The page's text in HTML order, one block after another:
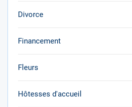
Divorce
Financement
Fleurs
Hôtesses d'accueil